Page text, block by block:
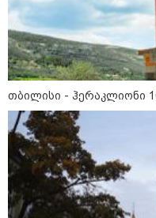
კატეგორიის
მკითხველის რჩევით
თბილისი - ჰერაკლიონი